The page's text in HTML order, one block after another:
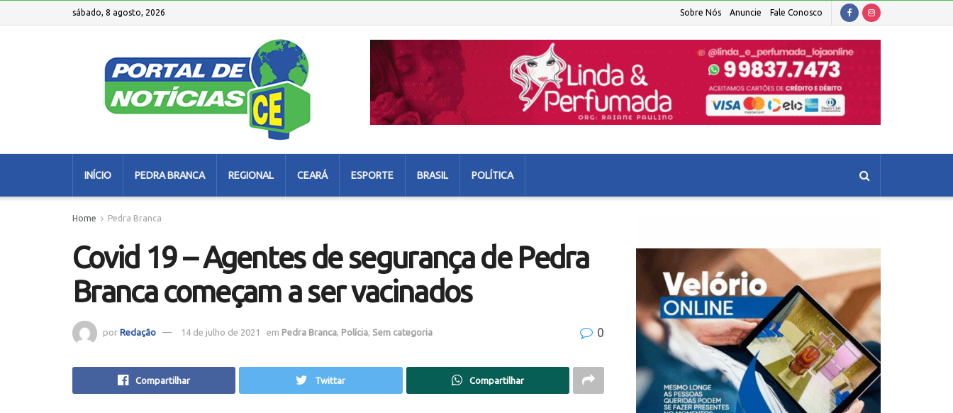
sábado, 8 agosto, 2026 Sobre Nós Anuncie Fale Conosco
INÍCIO PEDRA BRANCA REGIONAL CEARÁ ESPORTE BRASIL POLÍTICA
Home Pedra Branca
Covid 19 – Agentes de segurança de Pedra
Branca começam a ser vacinados
por Redação 14 de julho de 2021 em Pedra Branca Polícia Sem categoria 0
Compartilhar Twittar Compartilhar